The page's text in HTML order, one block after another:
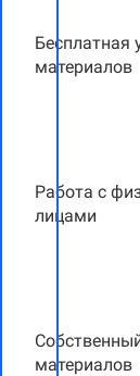
Бесплатная
материалов
Работа с
лицами
материалов